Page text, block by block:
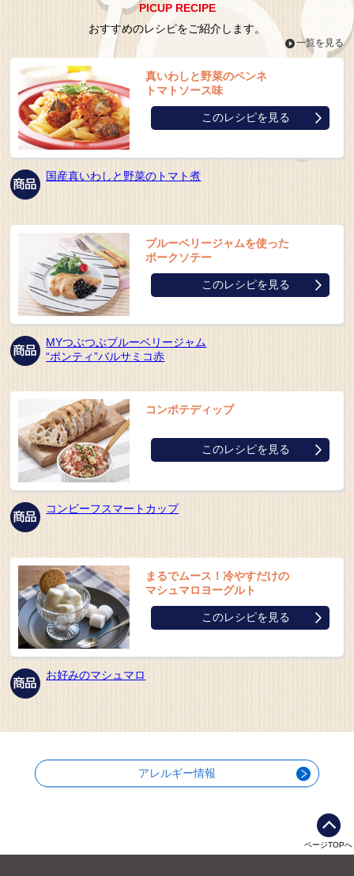
PICUP RECIPE
おすすめのレシピをご紹介します。
一覧を見る
真いわしと野菜のペンネ
トマトソース味
このレシピを見る
国産真いわしと野菜のトマト煮
ブルーベリージャムを使った
ポークソテー
このレシピを見る
MYつぶつぶブルーベリージャム
“ポンティ”バルサミコ赤
コンポテディップ
このレシピを見る
コンビーフスマートカップ
まるでムース！冷やすだけの
マシュマロヨーグルト
このレシピを見る
お好みのマシュマロ
アレルギー情報
ページTOPへ